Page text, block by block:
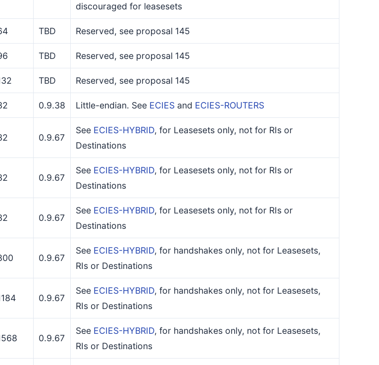
discouraged for leasesets
TBD Reserved, see proposal 145
TBD Reserved, see proposal 145
TBD Reserved, see proposal 145
0.9.38 Little-endian. See ECIESand ECIES-ROUTERS
0.9.67
See ECIES-HYBRID, for Leasesets only, not for RIs or
Destinations
0.9.67
See ECIES-HYBRID, for Leasesets only, not for RIs or
Destinations
0.9.67
See ECIES-HYBRID, for Leasesets only, not for RIs or
Destinations
0.9.67
See ECIES-HYBRID, for handshakes only, not for Leasesets,
RIs or Destinations
0.9.67
See ECIES-HYBRID, for handshakes only, not for Leasesets,
RIs or Destinations
0.9.67
See ECIES-HYBRID, for handshakes only, not for Leasesets,
RIs or Destinations